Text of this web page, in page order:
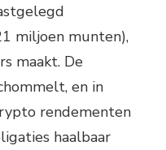
miljoen munten),
maakt. De
en in
rendementen
haalbaar